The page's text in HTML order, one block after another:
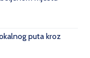
puta kroz